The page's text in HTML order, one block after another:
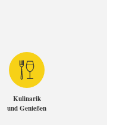
Kulinarik
und Genießen